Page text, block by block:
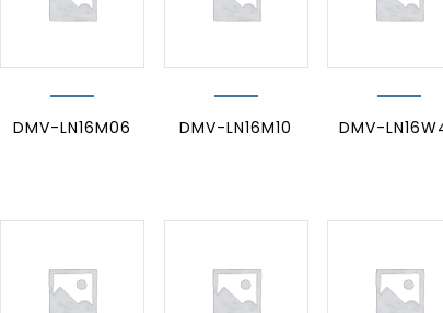
DMV-LN16M06 DMV-LN16M10 DMV-